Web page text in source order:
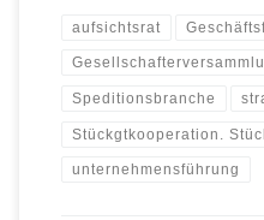
aufsichtsrat
Speditionsbranche
Stückgtkooperation.
unternehmensführung